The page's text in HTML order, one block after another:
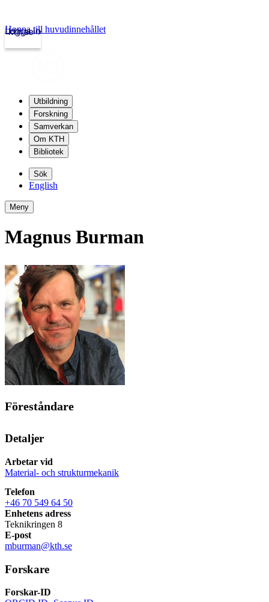
kth.se
Logga in
Hoppa till huvudinnehållet
Utbildning
Forskning
Samverkan
Om KTH
Bibliotek
Sök
English
Meny
Magnus Burman
Föreståndare
Detaljer
Arbetar vid
Material- och strukturmekanik
Telefon
+46 70 549 64 50
Enhetens adress
Teknikringen 8
E-post
mburman@kth.se
Forskare
Forskar-ID